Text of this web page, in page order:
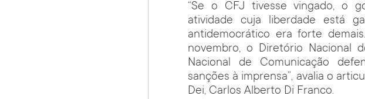
“Se o CFJ tivesse vingado, o
atividade cuja liberdade está
antidemocrático era forte
novembro, o Diretório Nacional
Nacional de Comunicação
sanções à imprensa”, avalia o
Dei, Carlos Alberto Di Franco.